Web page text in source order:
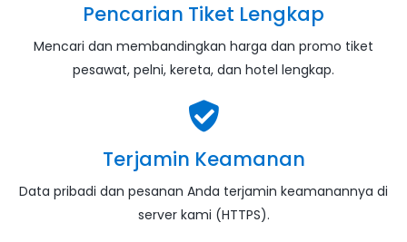
Pencarian Tiket Lengkap
Mencari dan membandingkan harga dan promo tiket
pesawat, pelni, kereta, dan hotel lengkap.
Terjamin Keamanan
Data pribadi dan pesanan Anda terjamin keamanannya di
server kami (HTTPS).